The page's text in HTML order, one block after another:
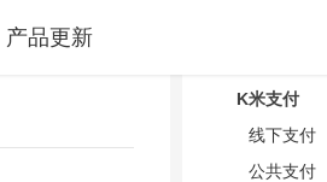
产品更新
K米支付
线下支付
公共支付